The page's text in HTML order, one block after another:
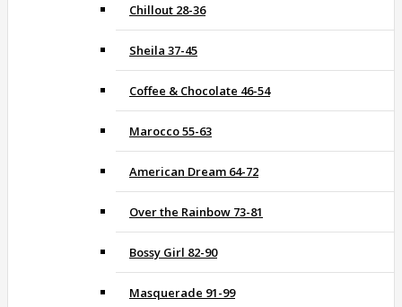
Chillout 28-36
Sheila 37-45
Coffee & Chocolate 46-54
Marocco 55-63
American Dream 64-72
Over the Rainbow 73-81
Bossy Girl 82-90
Masquerade 91-99